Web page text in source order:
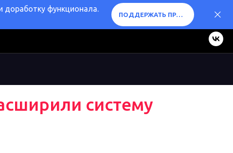
доработку функционала.
ПОДДЕРЖАТЬ ПРОЕКТ ❤️
систему